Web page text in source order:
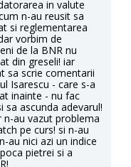
in valute
n-au reusit sa
si reglementarea
vorbim de
de la BNR nu
din greseli! iar
sa scrie comentarii
Isarescu - care s-a
inainte - nu fac
sa ascunda adevarul!
n-au vazut problema
pe curs! si n-au
au nici azi un indice
pietrei si a